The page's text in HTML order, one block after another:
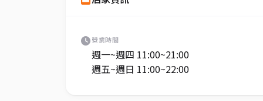
營業時間
週一~週四 11:00~21:00
週五~週日 11:00~22:00